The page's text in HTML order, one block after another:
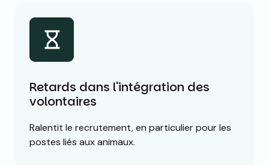
Retards dans l'intégration des
volontaires
Ralentit le recrutement, en particulier pour les
postes liés aux animaux.